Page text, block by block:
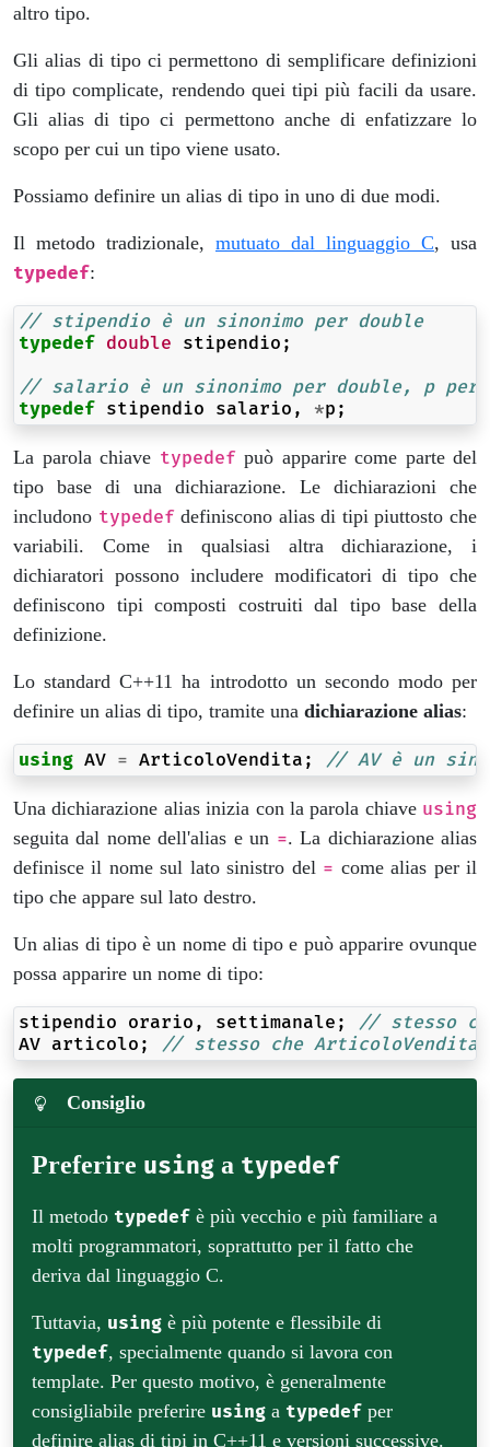
altro tipo.
Gli alias di tipo ci permettono di semplificare definizioni
di tipo complicate, rendendo quei tipi più facili da usare.
Gli alias di tipo ci permettono anche di enfatizzare lo
scopo per cui un tipo viene usato.
Possiamo definire un alias di tipo in uno di due modi.
Il metodo tradizionale, mutuato dal linguaggio C, usa
typedef:
// stipendio è un sinonimo per double
typedef double stipendio ;
// salario è un sinonimo per double, p per
typedef stipendio salario , *p ;
La parola chiave typedefpuò apparire come parte del
tipo base di una dichiarazione. Le dichiarazioni che
includono typedefdefiniscono alias di tipi piuttosto che
variabili. Come in qualsiasi altra dichiarazione, i
dichiaratori possono includere modificatori di tipo che
definiscono tipi composti costruiti dal tipo base della
definizione.
Lo standard C++11 ha introdotto un secondo modo per
definire un alias di tipo, tramite una dichiarazione alias:
using AV = ArticoloVendita ; // AV è un
Una dichiarazione alias inizia con la parola chiave using
seguita dal nome dell'alias e un =. La dichiarazione alias
definisce il nome sul lato sinistro del = come alias per il
tipo che appare sul lato destro.
Un alias di tipo è un nome di tipo e può apparire ovunque
possa apparire un nome di tipo:
stipendio orario , settimanale ;
// stesso
AV articolo ; // stesso che
Consiglio
Preferire using a typedef
Il metodo typedef è più vecchio e più familiare a
molti programmatori, soprattutto per il fatto che
deriva dal linguaggio C.
Tuttavia, using è più potente e flessibile di
typedef, specialmente quando si lavora con
template. Per questo motivo, è generalmente
consigliabile preferire using a typedef per
definire alias di tipi in C++11 e versioni successive.